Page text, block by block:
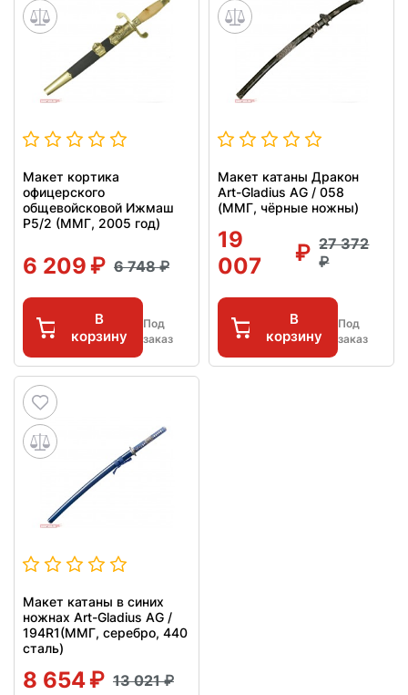
Макет кортика
офицерского
общевойсковой Ижмаш
Р5/2 (ММГ, 2005 год)
6 209 6 748
В
корзину
Под
заказ
Макет катаны Дракон
Art-Gladius AG / 058
(ММГ, чёрные ножны)
19
007
27 372
В
корзину
Под
заказ
Макет катаны в синих
ножнах Art-Gladius AG /
194R1(ММГ, серебро, 440
сталь)
8 654 13 021